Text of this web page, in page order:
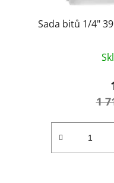
Sada bitů 1/4"
1